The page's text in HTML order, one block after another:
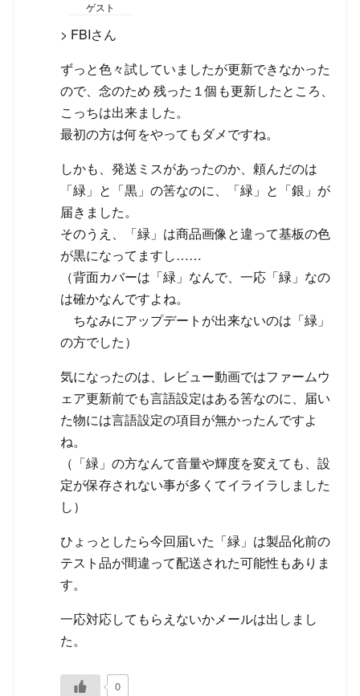
ゲスト
> FBIさん
ずっと色々試していましたが更新できなかった
ので、念のため 残った１個も更新したところ、
こっちは出来ました。
最初の方は何をやってもダメですね。
しかも、発送ミスがあったのか、頼んだのは
「緑」と「黒」の筈なのに、「緑」と「銀」が
届きました。
そのうえ、「緑」は商品画像と違って基板の色
が黒になってますし……
（背面カバーは「緑」なんで、一応「緑」なの
は確かなんですよね。
ちなみにアップデートが出来ないのは「緑」
の方でした）
気になったのは、レビュー動画ではファームウ
ェア更新前でも言語設定はある筈なのに、届い
た物には言語設定の項目が無かったんですよ
ね。
（「緑」の方なんて音量や輝度を変えても、設
定が保存されない事が多くてイライラしました
し）
ひょっとしたら今回届いた「緑」は製品化前の
テスト品が間違って配送された可能性もありま
す。
一応対応してもらえないかメールは出しまし
た。
0